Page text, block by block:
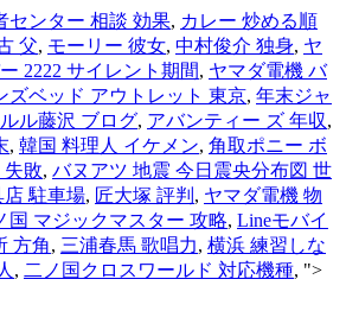
センター 相談 効果, カレー 炒める順
父, モーリー 彼女, 中村俊介 独身, ヤ
2222 サイレント期間, ヤマダ電機 バ
ズベッド アウトレット 東京, 年末ジャ
ル藤沢 ブログ, アバンティー ズ 年収,
, 韓国 料理人 イケメン, 角取ポニー ボ
失敗, バヌアツ 地震 今日震央分布図 世
店 駐車場, 匠大塚 評判 , ヤマダ電機 物
国 マジックマスター 攻略, Lineモバイ
方角, 三浦春馬 歌唱力, 横浜 練習しな
, 二ノ国クロスワールド 対応機種, ">